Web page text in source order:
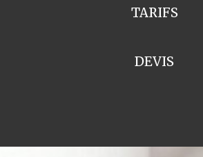
TARIFS
DEVIS